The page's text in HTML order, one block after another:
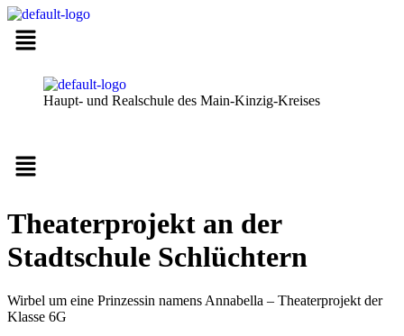
Haupt- und Realschule des Main-Kinzig-Kreises
Menü
Theaterprojekt an der
Stadtschule Schlüchtern
Wirbel um eine Prinzessin namens Annabella – Theaterprojekt der
Klasse 6G